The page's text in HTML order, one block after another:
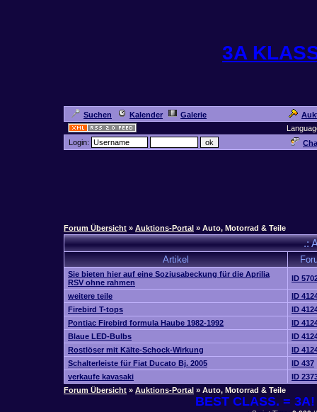
3A
Suchen Kalender Galerie
Login:
Forum Übersicht » Auktions-Portal » Auto, Motorrad & Teile
.:
Artikel
Sie bieten hier auf eine Soziusabeckung für die Aprilia
RSV ohne rahmen
ID
weitere teile
ID
Firebird T-tops
ID
Pontiac Firebird formula Haube 1982-1992
ID
Blaue LED-Bulbs
ID
Rostlöser mit Kälte-Schock-Wirkung
ID
Schalterleiste für Fiat Ducato Bj. 2005
ID 437
verkaufe kavasaki
ID
Forum Übersicht » Auktions-Portal » Auto, Motorrad & Teile
BEST CLASS. =